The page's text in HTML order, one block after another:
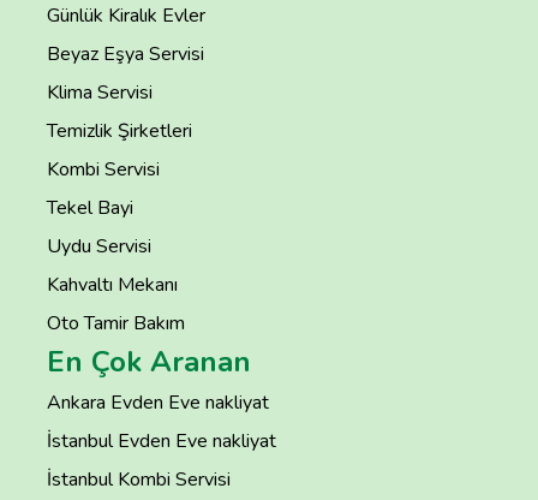
Günlük Kiralık Evler
Beyaz Eşya Servisi
Klima Servisi
Temizlik Şirketleri
Kombi Servisi
Tekel Bayi
Uydu Servisi
Kahvaltı Mekanı
Oto Tamir Bakım
En Çok Aranan
Ankara Evden Eve nakliyat
İstanbul Evden Eve nakliyat
İstanbul Kombi Servisi